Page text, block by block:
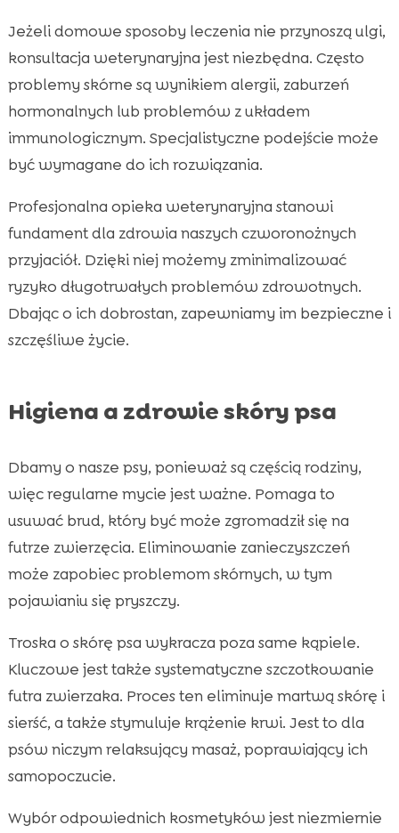
Jeżeli domowe sposoby leczenia nie przynoszą ulgi,
konsultacja weterynaryjna jest niezbędna. Często
problemy skórne są wynikiem alergii, zaburzeń
hormonalnych lub problemów z układem
immunologicznym. Specjalistyczne podejście może
być wymagane do ich rozwiązania.
Profesjonalna opieka weterynaryjna stanowi
fundament dla zdrowia naszych czworonożnych
przyjaciół. Dzięki niej możemy zminimalizować
ryzyko długotrwałych problemów zdrowotnych.
Dbając o ich dobrostan, zapewniamy im bezpieczne i
szczęśliwe życie.
Higiena a zdrowie skóry psa
Dbamy o nasze psy, ponieważ są częścią rodziny,
więc regularne mycie jest ważne. Pomaga to
usuwać brud, który być może zgromadził się na
futrze zwierzęcia. Eliminowanie zanieczyszczeń
może zapobiec problemom skórnych, w tym
pojawianiu się pryszczy.
Troska o skórę psa wykracza poza same kąpiele.
Kluczowe jest także systematyczne szczotkowanie
futra zwierzaka. Proces ten eliminuje martwą skórę i
sierść, a także stymuluje krążenie krwi. Jest to dla
psów niczym relaksujący masaż, poprawiający ich
samopoczucie.
Wybór odpowiednich kosmetyków jest niezmiernie